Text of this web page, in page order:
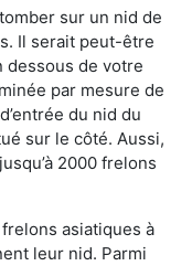
sur un nid de
Il serait peut-être
dessous de votre
par mesure de
du nid du
sur le côté. Aussi,
2000 frelons
asiatiques à
leur nid. Parmi